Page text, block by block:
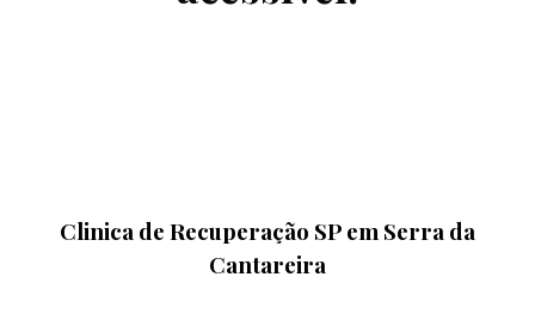
Clinica de Recuperação SP em Serra da
Cantareira